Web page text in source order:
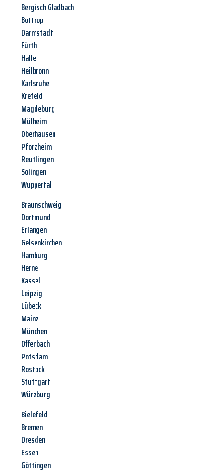
Bergisch Gladbach
Bottrop
Darmstadt
Fürth
Halle
Heilbronn
Karlsruhe
Krefeld
Magdeburg
Mülheim
Oberhausen
Pforzheim
Reutlingen
Solingen
Wuppertal
Braunschweig
Dortmund
Erlangen
Gelsenkirchen
Hamburg
Herne
Kassel
Leipzig
Lübeck
Mainz
München
Offenbach
Potsdam
Rostock
Stuttgart
Würzburg
Bielefeld
Bremen
Dresden
Essen
Göttingen